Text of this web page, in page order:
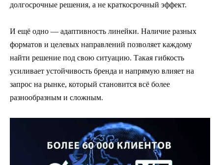
долгосрочные решения, а не краткосрочный эффект.
И ещё одно — адаптивность линейки. Наличие разных
форматов и целевых направлений позволяет каждому
найти решение под свою ситуацию. Такая гибкость
усиливает устойчивость бренда и напрямую влияет на
запрос на рынке, который становится всё более
разнообразным и сложным.